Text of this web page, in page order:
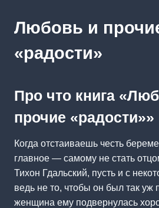
Любовь и
«радости»
Про что книга
прочие «радости»»
Когда отстаиваешь честь
главное — самому не стать
Тихон Гдальский, пусть и с
ведь не то, чтобы он был так
женщина ему подвернулась